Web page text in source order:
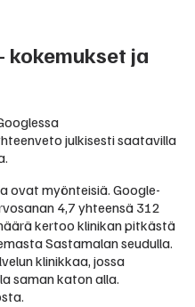
kokemukset ja
julkisesti saatavilla
ovat myönteisiä. Google-
4,7 yhteensä 312
kertoo klinikan pitkästä
Sastamalan seudulla.
klinikkaa, jossa
saman katon alla.